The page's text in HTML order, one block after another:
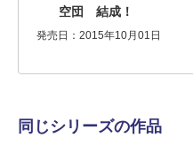
空団 結成！
発売日：2015年10月01日
同じシリーズの作品